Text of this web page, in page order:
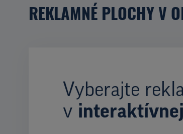
REKLAMNÉ PLOCHY V
Vyberajte
v